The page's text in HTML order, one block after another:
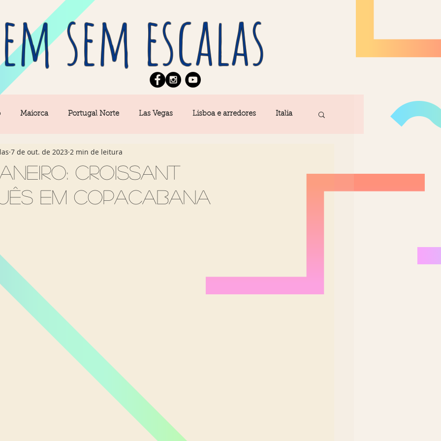
sem escalas
Maiorca Portugal Norte Las Vegas Lisboa e arredores Italia
News Berlim Algarve
Açores Amsterdam Buenos Aires
croissant
em Copacabana
7 de out. de 2023 2 min de leitura